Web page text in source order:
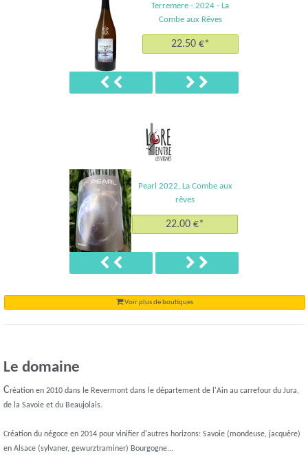
Vin de France de l'extérieur - 2024 - La Combe
aux Rêves
17.90 €*
Précédent Suivant
Pearl 2022, La Combe aux
rèves
22.00 €*
Précédent Suivant
Voir plus de boutiques
Le domaine
Création en 2010 dans le Revermont dans le département de l'Ain au carrefour du Jura,
de la Savoie et du Beaujolais.
Création du négoce en 2014 pour vinifier d'autres horizons: Savoie (mondeuse, jacquère)
en Alsace (sylvaner, gewurztraminer) Bourgogne...